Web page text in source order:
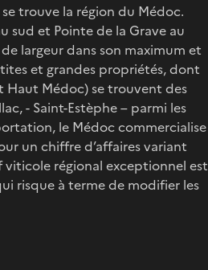
trouve la région du Médoc.
sud et Pointe de la Grave au
largeur dans son maximum et
et grandes propriétés, dont
Haut Médoc) se trouvent des
- Saint-Estèphe – parmi les
le Médoc commercialise
un chiffre d’affaires variant
régional exceptionnel est
risque à terme de modifier les